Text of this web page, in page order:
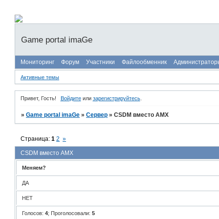
Game portal imaGe
Мониторинг Форум Участники Файлообменник
Активные темы
Привет, Гость! Войдитеили зарегистрируйтесь.
»Game portal imaGe »Сервер »CSDM вместо AMX
CSDM вместо AMX
Страница:1 2 »
Меняем?
ДА
НЕТ
Голосов: 4; Проголосовали: 5